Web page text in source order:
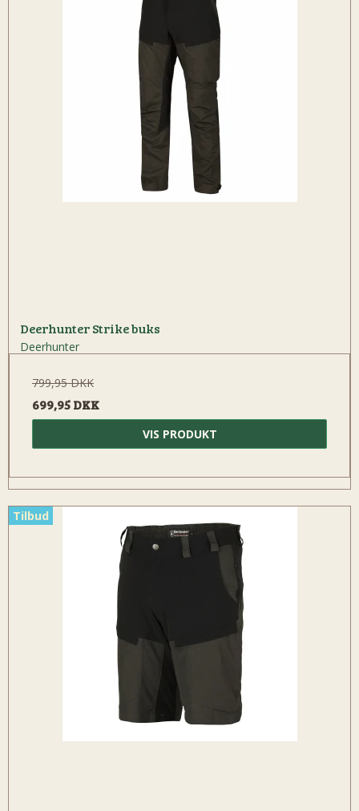
Deerhunter Strike buks
Deerhunter
799,95 DKK
699,95 DKK
VIS PRODUKT
Tilbud